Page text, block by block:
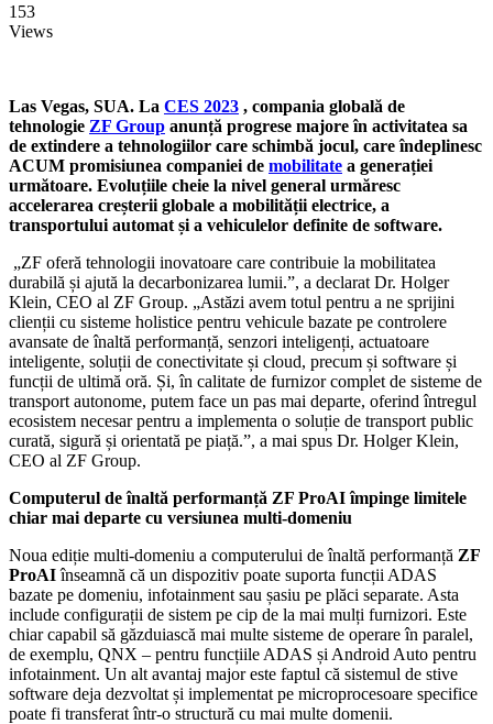
153
Views
Las Vegas, SUA. La CES 2023 , compania globală de
tehnologie ZF Group anunță progrese majore în activitatea sa
de extindere a tehnologiilor care schimbă jocul, care îndeplinesc
ACUM promisiunea companiei de mobilitate a generației
următoare. Evoluțiile cheie la nivel general urmăresc
accelerarea creșterii globale a mobilității electrice, a
transportului automat și a vehiculelor definite de software.
„ZF oferă tehnologii inovatoare care contribuie la mobilitatea
durabilă și ajută la decarbonizarea lumii.”, a declarat Dr. Holger
Klein, CEO al ZF Group. „Astăzi avem totul pentru a ne sprijini
clienții cu sisteme holistice pentru vehicule bazate pe controlere
avansate de înaltă performanță, senzori inteligenți, actuatoare
inteligente, soluții de conectivitate și cloud, precum și software și
funcții de ultimă oră. Și, în calitate de furnizor complet de sisteme de
transport autonome, putem face un pas mai departe, oferind întregul
ecosistem necesar pentru a implementa o soluție de transport public
curată, sigură și orientată pe piață.”, a mai spus Dr. Holger Klein,
CEO al ZF Group.
Computerul de înaltă performanță ZF ProAI împinge limitele
chiar mai departe cu versiunea multi-domeniu
Noua ediție multi-domeniu a computerului de înaltă performanță ZF
ProAIînseamnă că un dispozitiv poate suporta funcții ADAS
bazate pe domeniu, infotainment sau șasiu pe plăci separate. Asta
include configurații de sistem pe cip de la mai mulți furnizori. Este
chiar capabil să găzduiască mai multe sisteme de operare în paralel,
de exemplu, QNX – pentru funcțiile ADAS și Android Auto pentru
infotainment. Un alt avantaj major este faptul că sistemul de stive
software deja dezvoltat și implementat pe microprocesoare specifice
poate fi transferat într-o structură cu mai multe domenii.